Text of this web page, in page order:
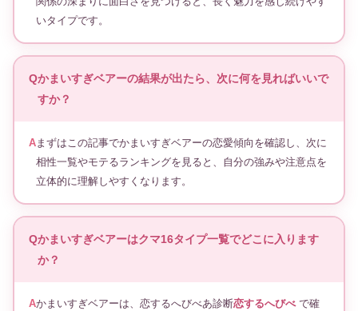
いタイプです。
かまいすぎベアーの結果が出たら、次に何を見ればいいで
すか？
まずはこの記事でかまいすぎベアーの恋愛傾向を確認し、次に
相性一覧やモテるランキングを見ると、自分の強みや注意点を
立体的に理解しやすくなります。
かまいすぎベアーはクマ16タイプ一覧でどこに入ります
か？
かまいすぎベアーは、恋するへびべあ診断恋するへびべ で確